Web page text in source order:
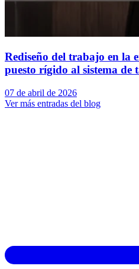
Rediseño del trabajo en la
puesto rígido al sistema de
07 de abril de 2026
Ver más entradas del blog